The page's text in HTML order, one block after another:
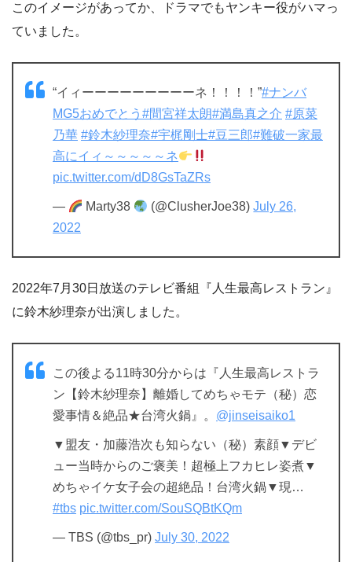
このイメージがあってか、ドラマでもヤンキー役がハマっ
ていました。
“イィーーーーーーーーーネ！！！！”#ナンバ
MG5おめでとう #間宮祥太朗#満島真之介 #原菜
乃華 #鈴木紗理奈#宇梶剛士#豆三郎#難破一家最
高にイィ～～～～～ネ
pic.twitter.com/dD8GsTaZRs
— Marty38 (@ClusherJoe38)July 26,
2022
2022年7月30日放送のテレビ番組『人生最高レストラン』
に鈴木紗理奈が出演しました。
この後よる11時30分からは『人生最高レストラ
ン【鈴木紗理奈】離婚してめちゃモテ（秘）恋
愛事情＆絶品★台湾火鍋』。 @jinseisaiko1
▼盟友・加藤浩次も知らない（秘）素顔▼デビ
ュー当時からのご褒美！超極上フカヒレ姿煮▼
めちゃイケ女子会の超絶品！台湾火鍋▼現…
#tbs pic.twitter.com/SouSQBtKQm
— TBS (@tbs_pr) July 30, 2022